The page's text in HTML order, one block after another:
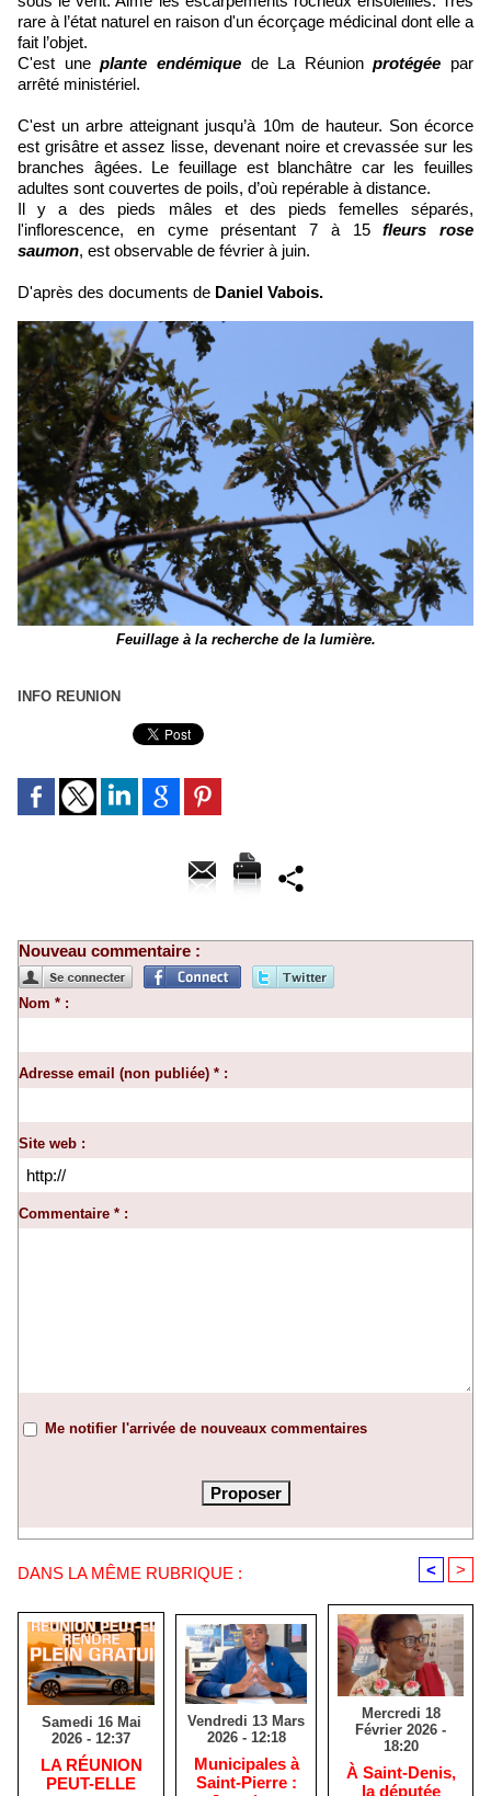
rare à l’état naturel en raison d'un écorçage médicinal dont elle a
fait l’objet.
C'est uneplante endémiquede La Réunionprotégée par
arrêté ministériel.
C'est un arbre atteignant jusqu’à 10m de hauteur. Son écorce
est grisâtre et assez lisse, devenant noire et crevassée sur les
branches âgées. Le feuillage est blanchâtre car les feuilles
adultes sont couvertes de poils, d’où repérable à distance.
Il y a des pieds mâles et des pieds femelles séparés,
l'inflorescence, en cyme présentant 7 à 15fleurs rose
saumon, est observable de février à juin.
D'après des documents de Daniel Vabois.
Feuillage à la recherche de la lumière.
INFO REUNION
Nouveau commentaire :
Nom * :
Adresse email (non publiée) * :
Site web :
Commentaire * :
Me notifier l'arrivée de nouveaux commentaires
DANS LA MÊME RUBRIQUE : < >
Samedi 16 Mai
2026 - 12:37
​LA RÉUNION
PEUT-ELLE
Vendredi 13 Mars
2026 - 12:18
​Municipales à
Saint-Pierre :
Mercredi 18
Février 2026 -
18:20
​À Saint-Denis,
la députée